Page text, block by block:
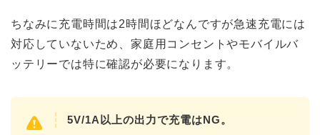
ちなみに充電時間は2時間ほどなんですが急速充電には
対応していないため、家庭用コンセントやモバイルバ
ッテリーでは特に確認が必要になります。
5V/1A以上の出力で充電はNG。